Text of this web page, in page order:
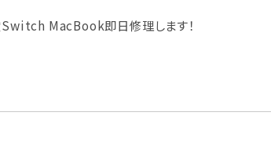
MacBook即日修理します！